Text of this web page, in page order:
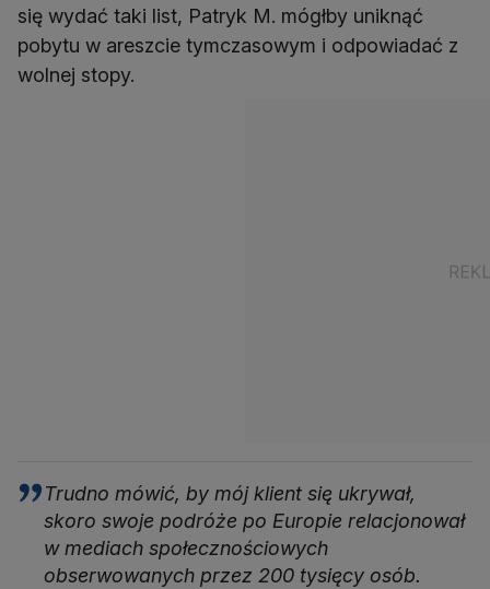
się wydać taki list, Patryk M. mógłby uniknąć
pobytu w areszcie tymczasowym i odpowiadać z
wolnej stopy.
Trudno mówić, by mój klient się ukrywał,
skoro swoje podróże po Europie relacjonował
w mediach społecznościowych
obserwowanych przez 200 tysięcy osób.